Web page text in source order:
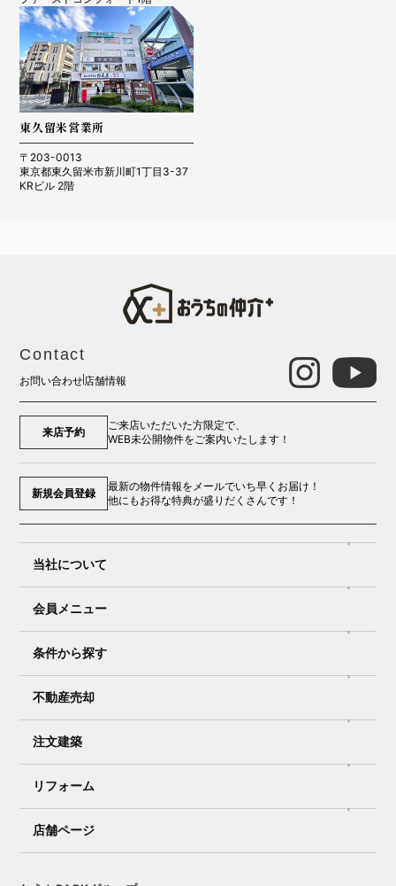
東久留米営業所
〒203-0013
東京都東久留米市新川町1丁目3-37
KRビル 2階
Contact
お問い合わせ店舗情報
来店予約
ご来店いただいた方限定で、
WEB未公開物件をご案内いたします！
新規会員登録
最新の物件情報をメールでいち早くお届け！
他にもお得な特典が盛りだくさんです！
当社について
会員メニュー
条件から探す
不動産売却
注文建築
リフォーム
店舗ページ